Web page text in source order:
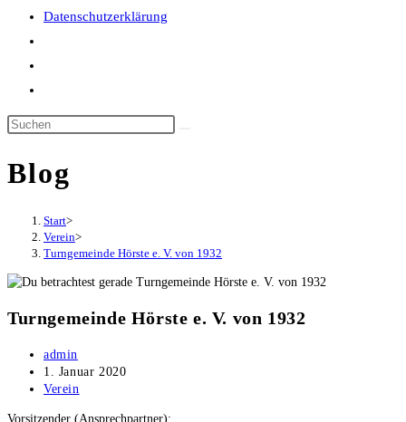
Datenschutzerklärung
Suche
umschalten
Blog
Start>
Verein>
Turngemeinde Hörste e. V. von 1932
Turngemeinde Hörste e. V. von 1932
Beitrags-
Autor:
admin
Beitrag
veröffentlicht:
1. Januar 2020
Beitrags-
Verein
Vor­sit­zen­der (Ansprech­part­ner):